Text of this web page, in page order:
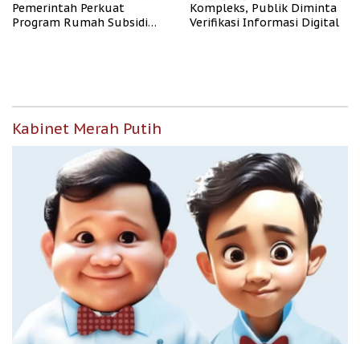
Pemerintah Perkuat
Program Rumah Subsidi
Kompleks, Publik Diminta
Verifikasi Informasi Digital
Kabinet Merah Putih